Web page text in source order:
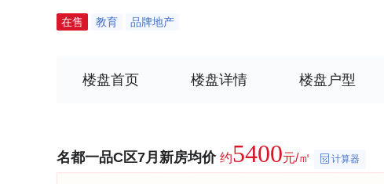
在售 教育 品牌地产
楼盘首页 楼盘详情 楼盘户型
名都一品C区7月新房均价 约5400元/㎡ 计算器